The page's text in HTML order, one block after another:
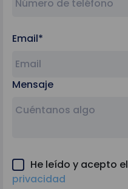
Email*
Mensaje
He leído y acepto el
privacidad